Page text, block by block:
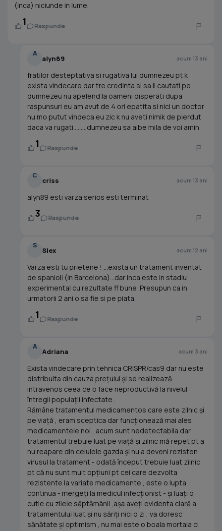
(inca) niciunde in lume.
1 Raspunde
A
alyn89 acum 13 ani
fratilor desteptativa si rugativa lui dumnezeu pt k
exista vindecare dar tre credinta si sa il cautati pe
dumnezeu nu apelend la oameni disperati dupa
raspunsuri eu am avut de 4 ori epatita si nici un doctor
nu mo putut vindeca eu zic k nu aveti nimik de pierdut
daca va rugati.........dumnezeu sa aibe mila de voi amin
1 Raspunde
C
criss acum 13 ani
alyn89 esti varza serios esti terminat
3 Raspunde
S
Slex acum 12 ani
Varza esti tu prietene ! ...exista un tratament inventat
de spanioli (in Barcelona)...dar inca este in stadiu
experimental cu rezultate ff bune .Presupun ca in
urmatorii 2 ani o sa fie si pe piata.
1 Raspunde
A
Adriana acum 3 ani
Exista vindecare prin tehnica CRISPR/cas9 dar nu este
distribuita din cauza prețului și se realizează
intravenos ceea ce o face neproductivă la nivelul
întregii populații infectate .
Rămâne tratamentul medicamentos care este zilnic și
pe viață , eram sceptica dar funcționează mai ales
medicamentele noi , acum sunt nedetectabila dar
tratamentul trebuie luat pe viață și zilnic mă repet pt a
nu reapare din celulele gazda și nu a deveni rezisten
virusul la tratament - odată început trebuie luat zilnic
pt că nu sunt mult opțiuni pt cei care dezvolta
rezistente la variate medicamente , este o lupta
continua - mergeți la medicul infecționist - și luați o
cutie cu zilele săptămânii ,așa aveți evidenta clară a
tratamentului luat și nu săriți nici o zi , va doresc
sănătate și optimism , nu mai este o boala mortala ci